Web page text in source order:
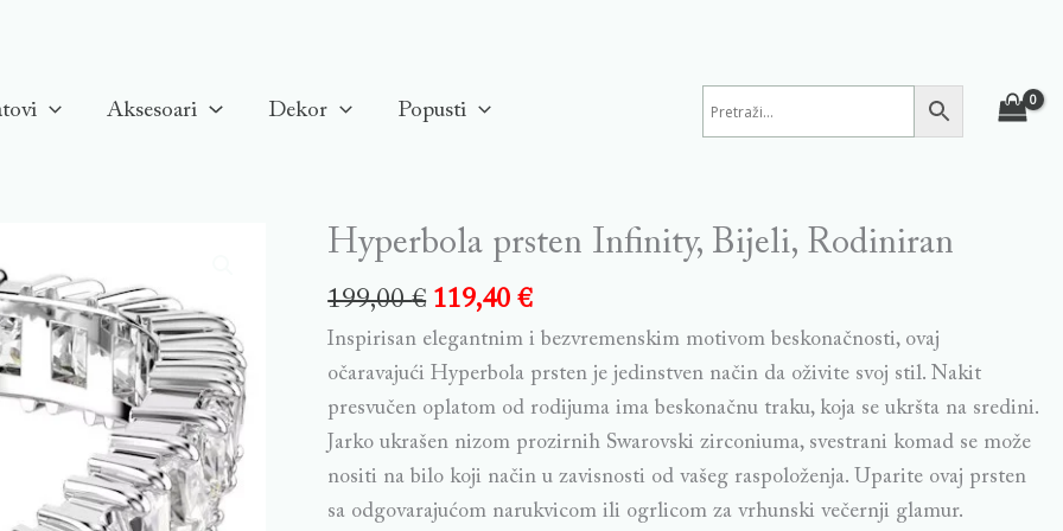
Aksesoari Dekor Popusti
Hyperbola prsten Infinity, Bijeli, Rodiniran
199,00€ 119,40€
Inspirisan elegantnim i bezvremenskim motivom beskonačnosti, ovaj
očaravajući Hyperbola prsten je jedinstven način da oživite svoj stil. Nakit
presvučen oplatom od rodijuma ima beskonačnu traku, koja se ukršta na sredini.
Jarko ukrašen nizom prozirnih Swarovski zirconiuma, svestrani komad se može
nositi na bilo koji način u zavisnosti od vašeg raspoloženja. Uparite ovaj prsten
sa odgovarajućom narukvicom ili ogrlicom za vrhunski večernji glamur.
Hyperbola
Infinity,
Bijeli,
Rodiniran
quantity